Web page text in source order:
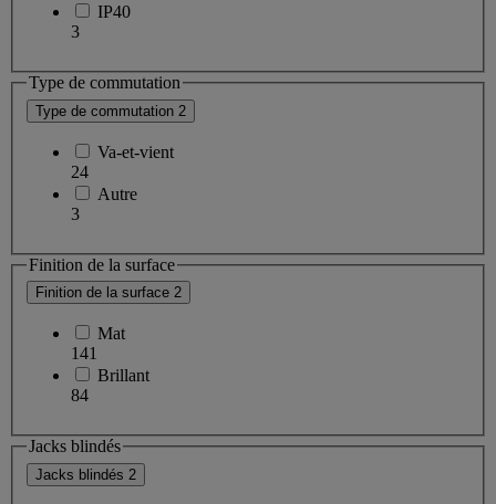
IP40
3
Type de commutation
Type de commutation 2
Va-et-vient
24
Autre
3
Finition de la surface
Finition de la surface 2
Mat
141
Brillant
84
Jacks blindés
Jacks blindés 2